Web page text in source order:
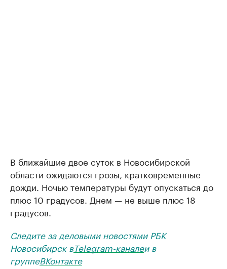
В ближайшие двое суток в Новосибирской
области ожидаются грозы, кратковременные
дожди. Ночью температуры будут опускаться до
плюс 10 градусов. Днем — не выше плюс 18
градусов.
Следите за деловыми новостями РБК
Новосибирск вTelegram-каналеи в
группеВКонтакте